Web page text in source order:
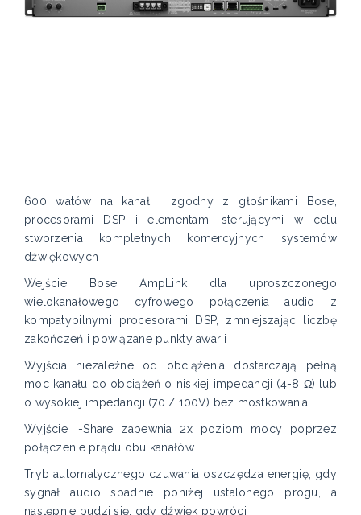
600 watów na kanał i zgodny z głośnikami Bose,
procesorami DSP i elementami sterującymi w celu
stworzenia kompletnych komercyjnych systemów
dźwiękowych
Wejście Bose AmpLink dla uproszczonego
wielokanałowego cyfrowego połączenia audio z
kompatybilnymi procesorami DSP, zmniejszając liczbę
zakończeń i powiązane punkty awarii
Wyjścia niezależne od obciążenia dostarczają pełną
moc kanału do obciążeń o niskiej impedancji (4-8 Ω) lub
o wysokiej impedancji (70 / 100V) bez mostkowania
Wyjście I-Share zapewnia 2x poziom mocy poprzez
połączenie prądu obu kanałów
Tryb automatycznego czuwania oszczędza energię, gdy
sygnał audio spadnie poniżej ustalonego progu, a
następnie budzi się, gdy dźwięk powróci